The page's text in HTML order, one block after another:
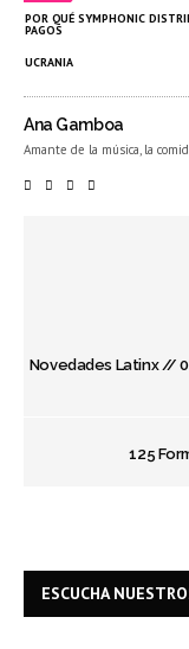
POR QUÉ SYMPHONIC
PAGOS
UCRANIA
Ana Gamboa
Amante de la música, la
Novedades Latinx //
125
ESCUCHA